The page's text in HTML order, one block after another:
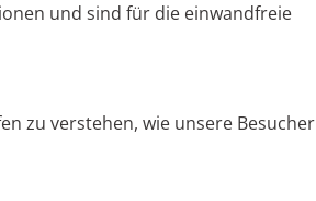
und sind für die einwandfreie
zu verstehen, wie unsere Besucher